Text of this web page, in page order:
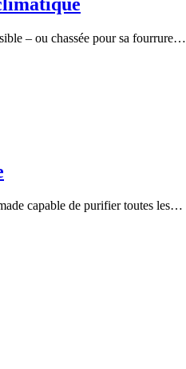
– ou chassée pour sa fourrure…
capable de purifier toutes les…